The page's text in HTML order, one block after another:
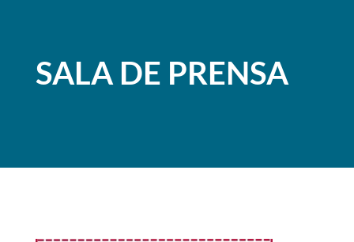
SALA DE PRENSA